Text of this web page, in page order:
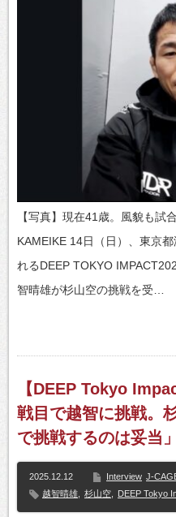
【写真】現在41歳。風貌も試
KAMEIKE 14日（日）、東京
れるDEEP TOKYO
智晴雄が杉山空の挑戦を受…
【DEEP Tokyo
戦目で越智に挑戦。
で挑戦するのは妥当」
2025.12.12 Interview J-
越智晴雄
杉山空 DEEP Tokyo